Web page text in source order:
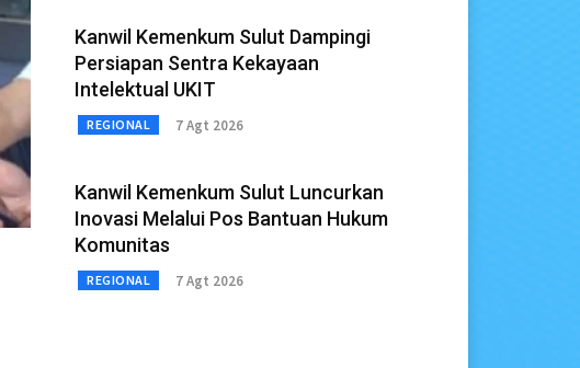
Kanwil Kemenkum Sulut Dampingi
Persiapan Sentra Kekayaan
Intelektual UKIT
REGIONAL 7 Agt 2026
Kanwil Kemenkum Sulut Luncurkan
Inovasi Melalui Pos Bantuan Hukum
Komunitas
REGIONAL 7 Agt 2026